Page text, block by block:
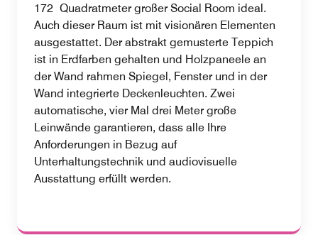
172 Quadratmeter großer Social Room ideal.
Auch dieser Raum ist mit visionären Elementen
ausgestattet. Der abstrakt gemusterte Teppich
ist in Erdfarben gehalten und Holzpaneele an
der Wand rahmen Spiegel, Fenster und in der
Wand integrierte Deckenleuchten. Zwei
automatische, vier Mal drei Meter große
Leinwände garantieren, dass alle Ihre
Anforderungen in Bezug auf
Unterhaltungstechnik und audiovisuelle
Ausstattung erfüllt werden.